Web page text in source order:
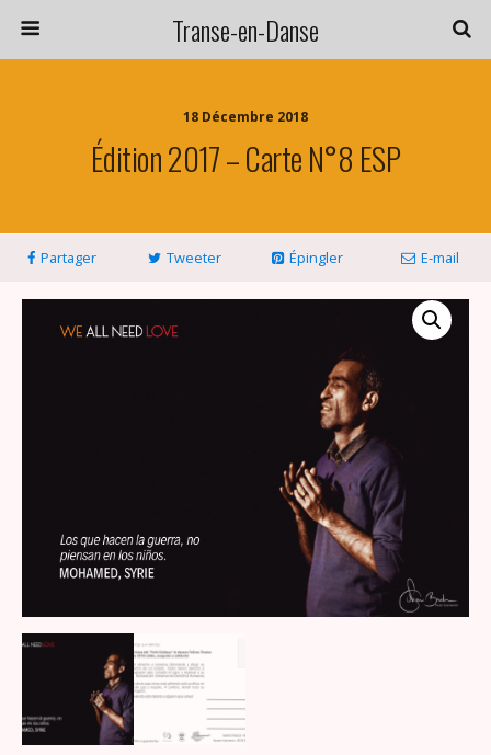
Transe-en-Danse
18 Décembre 2018
Édition 2017 – Carte N°8 ESP
Partager Tweeter Épingler E-mail